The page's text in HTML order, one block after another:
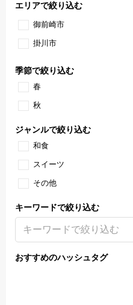
エリアで絞り込む
御前崎市
掛川市
季節で絞り込む
春
秋
ジャンルで絞り込む
和食
スイーツ
その他
キーワードで絞り込む
おすすめのハッシュタグ